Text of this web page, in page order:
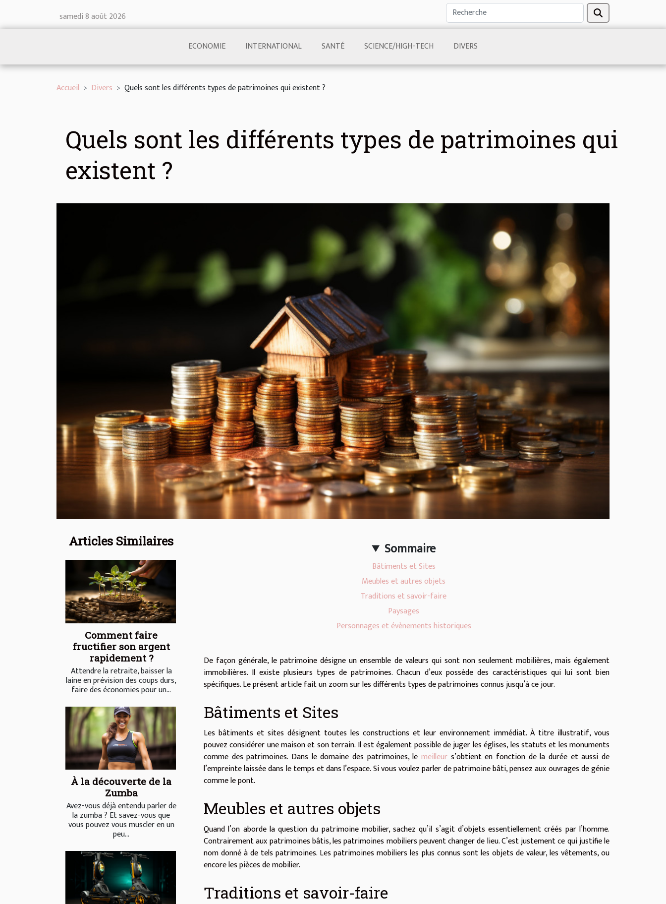
samedi 8 août 2026
ECONOMIE INTERNATIONAL SANTÉ SCIENCE/HIGH-TECH DIVERS
Accueil Divers Quels sont les différents types de patrimoines qui existent ?
Quels sont les différents types de patrimoines qui
existent ?
Articles Similaires
Comment faire
fructifier son argent
rapidement ?
Attendre la retraite, baisser la
laine en prévision des coups durs,
faire des économies pour un...
À la découverte de la
Zumba
Avez-vous déjà entendu parler de
la zumba ? Et savez-vous que
vous pouvez vous muscler en un
peu...
Sommaire
Bâtiments et Sites
Meubles et autres objets
Traditions et savoir-faire
Paysages
Personnages et évènements historiques
De façon générale, le patrimoine désigne un ensemble de valeurs qui sont non seulement mobilières, mais également
immobilières. Il existe plusieurs types de patrimoines. Chacun d’eux possède des caractéristiques qui lui sont bien
spécifiques. Le présent article fait un zoom sur les différents types de patrimoines connus jusqu’à ce jour.
Bâtiments et Sites
Les bâtiments et sites désignent toutes les constructions et leur environnement immédiat. À titre illustratif, vous
pouvez considérer une maison et son terrain. Il est également possible de juger les églises, les statuts et les monuments
comme des patrimoines. Dans le domaine des patrimoines, le meilleur s’obtient en fonction de la durée et aussi de
l’empreinte laissée dans le temps et dans l’espace. Si vous voulez parler de patrimoine bâti, pensez aux ouvrages de génie
comme le pont.
Meubles et autres objets
Quand l’on aborde la question du patrimoine mobilier, sachez qu’il s’agit d’objets essentiellement créés par l’homme.
Contrairement aux patrimoines bâtis, les patrimoines mobiliers peuvent changer de lieu. C’est justement ce qui justifie le
nom donné à de tels patrimoines. Les patrimoines mobiliers les plus connus sont les objets de valeur, les vêtements, ou
encore les pièces de mobilier.
Traditions et savoir-faire